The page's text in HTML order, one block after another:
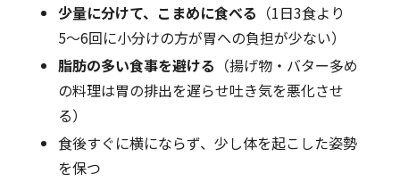
少量に分けて、こまめに食べる （1日3食より
5〜6回に小分けの方が胃への負担が少ない）
脂肪の多い食事を避ける （揚げ物・バター多め
の料理は胃の排出を遅らせ吐き気を悪化させ
る）
食後すぐに横にならず、少し体を起こした姿勢
を保つ